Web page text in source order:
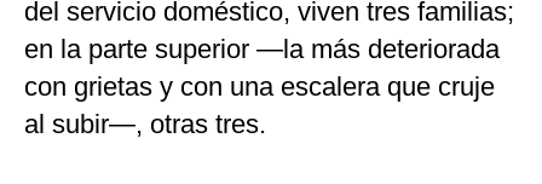
del servicio doméstico, viven tres familias;
en la parte superior —la más deteriorada
con grietas y con una escalera que cruje
al subir—, otras tres.